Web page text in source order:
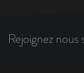
Rejoignez